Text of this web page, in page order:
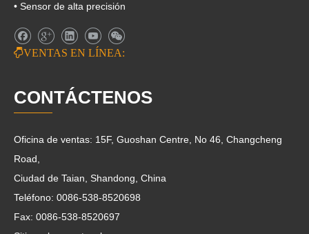
• Sensor de alta precisión
VENTAS EN LÍNEA:
CONTÁCTENOS
Oficina de ventas: 15F, Guoshan Centre, No 46, Changcheng
Road,
Ciudad de Taian, Shandong, China
Teléfono: 0086-538-8520698
Fax: 0086-538-8520697